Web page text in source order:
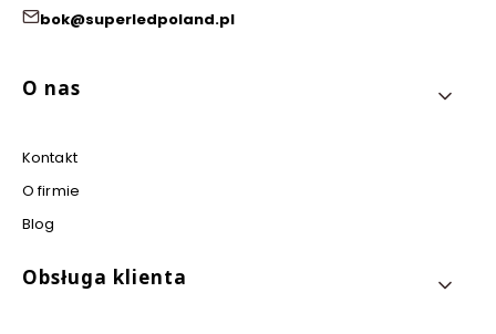
bok@superledpoland.pl
Linki w stopce
O nas
Kontakt
O firmie
Blog
Obsługa klienta